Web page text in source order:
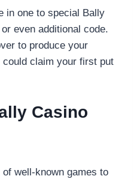
in one to special Bally
even additional code.
to produce your
claim your first put
Casino
well-known games to